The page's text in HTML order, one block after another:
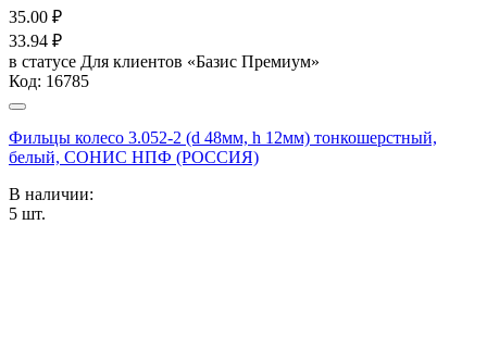
35.00 ₽
33.94 ₽
в статусе Для клиентов «Базис Премиум»
Код: 16785
Фильцы колесо 3.052-2 (d 48мм, h 12мм) тонкошерстный,
белый, СОНИС НПФ (РОССИЯ)
В наличии:
5 шт.